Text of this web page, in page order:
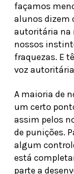
façamos
alunos dizem
autoritária na
nossos
fraquezas. E
voz
A maioria de
um certo
assim pelos
de punições.
algum
está
parte a